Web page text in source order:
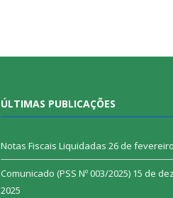
ÚLTIMAS PUBLICAÇÕES
Notas Fiscais Liquidadas 26 de
Comunicado (PSS Nº 003/2025) 15 de
2025